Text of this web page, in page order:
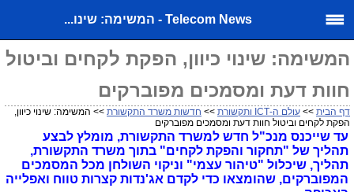
Telecom News - המשימה: שינו...
המשימה: שינוי כיוון, הפקת לקחים וביטול
חוות דעת ומסמכים מפוברקים
דף הבית >> עולם ה-ICT ותקשורת >> חדשות משרד התקשורת >> המשימה: שינוי כיוון,
הפקת לקחים וביטול חוות דעת ומסמכים מפוברקים
עד שייכנס מנכ"ל חדש למשרד התקשורת, מומלץ לבצע
תהליך של "תחקור והפקת לקחים" בתוך משרד התקשורת,
תהליך, שיכלול "טיהור עצמי" וניקוי השולחן מכל המסמכים
המפוברקים, שהומצאו כדי לקדם אג'נדות קצרות טווח ואפלייה